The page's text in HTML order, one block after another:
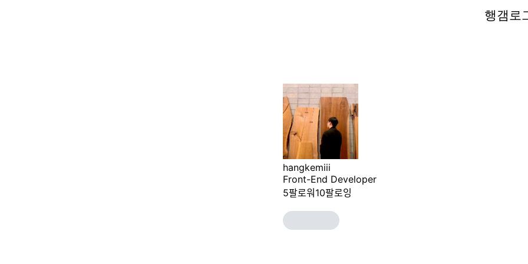
행갬로
행갬로
hangkemiii
Front-End Developer
5팔로워 10팔로잉